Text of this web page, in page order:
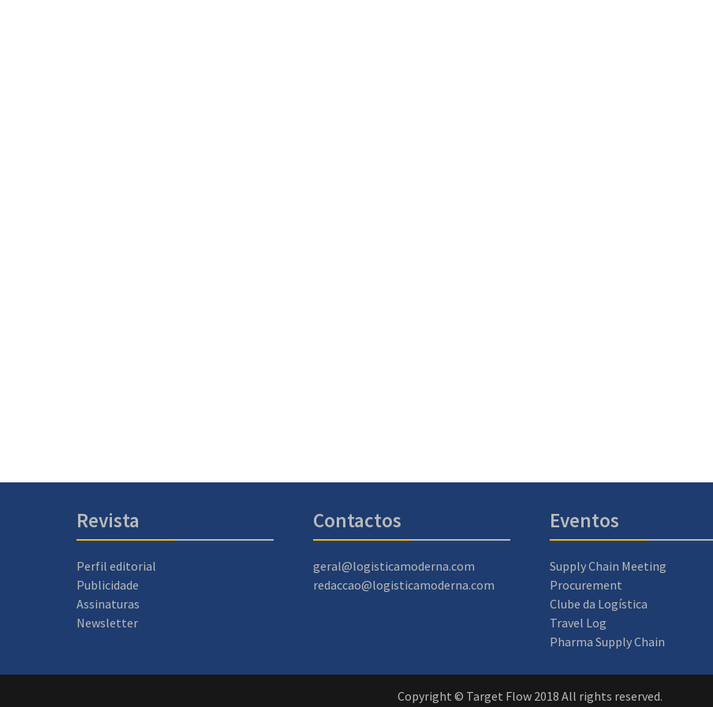
Revista
Perfil editorial
Publicidade
Assinaturas
Newsletter
Contactos
geral@logisticamoderna.com
redaccao@logisticamoderna.com
Eventos
Supply Chain Meeting
Procurement
Clube da Logística
Travel Log
Pharma Supply Chain
Copyright © Target Flow 2018 All rights reserved.